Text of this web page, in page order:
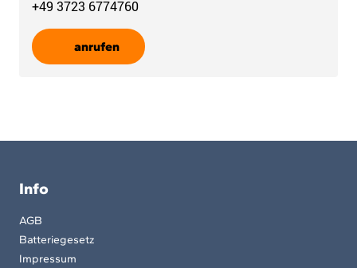
+49 3723 6774760
anrufen
Info
AGB
Batteriegesetz
Impressum